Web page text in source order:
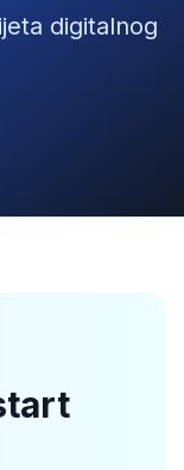
digitalnog